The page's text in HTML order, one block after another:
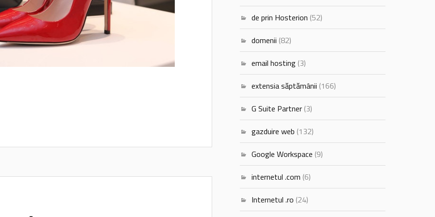
de prin Hosterion (52)
domenii (82)
email hosting (3)
extensia săptămânii (166)
G Suite Partner (3)
gazduire web (132)
Google Workspace (9)
internetul .com (6)
Internetul .ro (24)